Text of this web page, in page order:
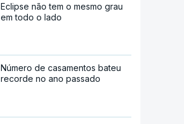
Eclipse não tem o mesmo grau
em todo o lado
Número de casamentos bateu
recorde no ano passado